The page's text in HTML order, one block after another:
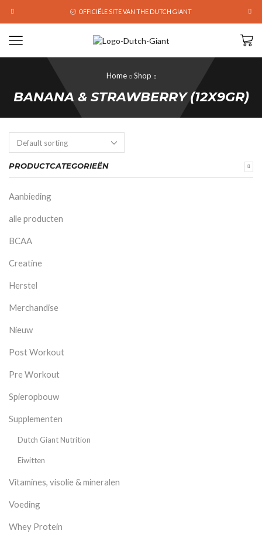
OFFICIËLE SITE VAN THE DUTCH GIANT
Home Shop
BANANA & STRAWBERRY (12X9GR)
PRODUCTCATEGORIEËN
Aanbieding
alle producten
BCAA
Creatine
Herstel
Merchandise
Nieuw
Post Workout
Pre Workout
Spieropbouw
Supplementen
Dutch Giant Nutrition
Eiwitten
Vitamines, visolie & mineralen
Voeding
Whey Protein